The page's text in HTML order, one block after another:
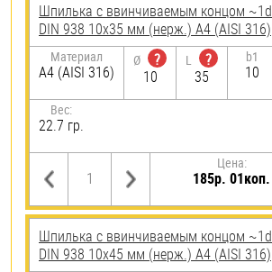
Шпилька c ввинчиваемым концом ~1d
DIN 938 10х35 мм (нерж.) A4 (AISI 316)
Материал
A4 (AISI 316)
Ø
?
10
L
?
35
b1
10
Вес:
22.7 гр.
Цена:
185р. 01коп.
Шпилька c ввинчиваемым концом ~1d
DIN 938 10х45 мм (нерж.) A4 (AISI 316)